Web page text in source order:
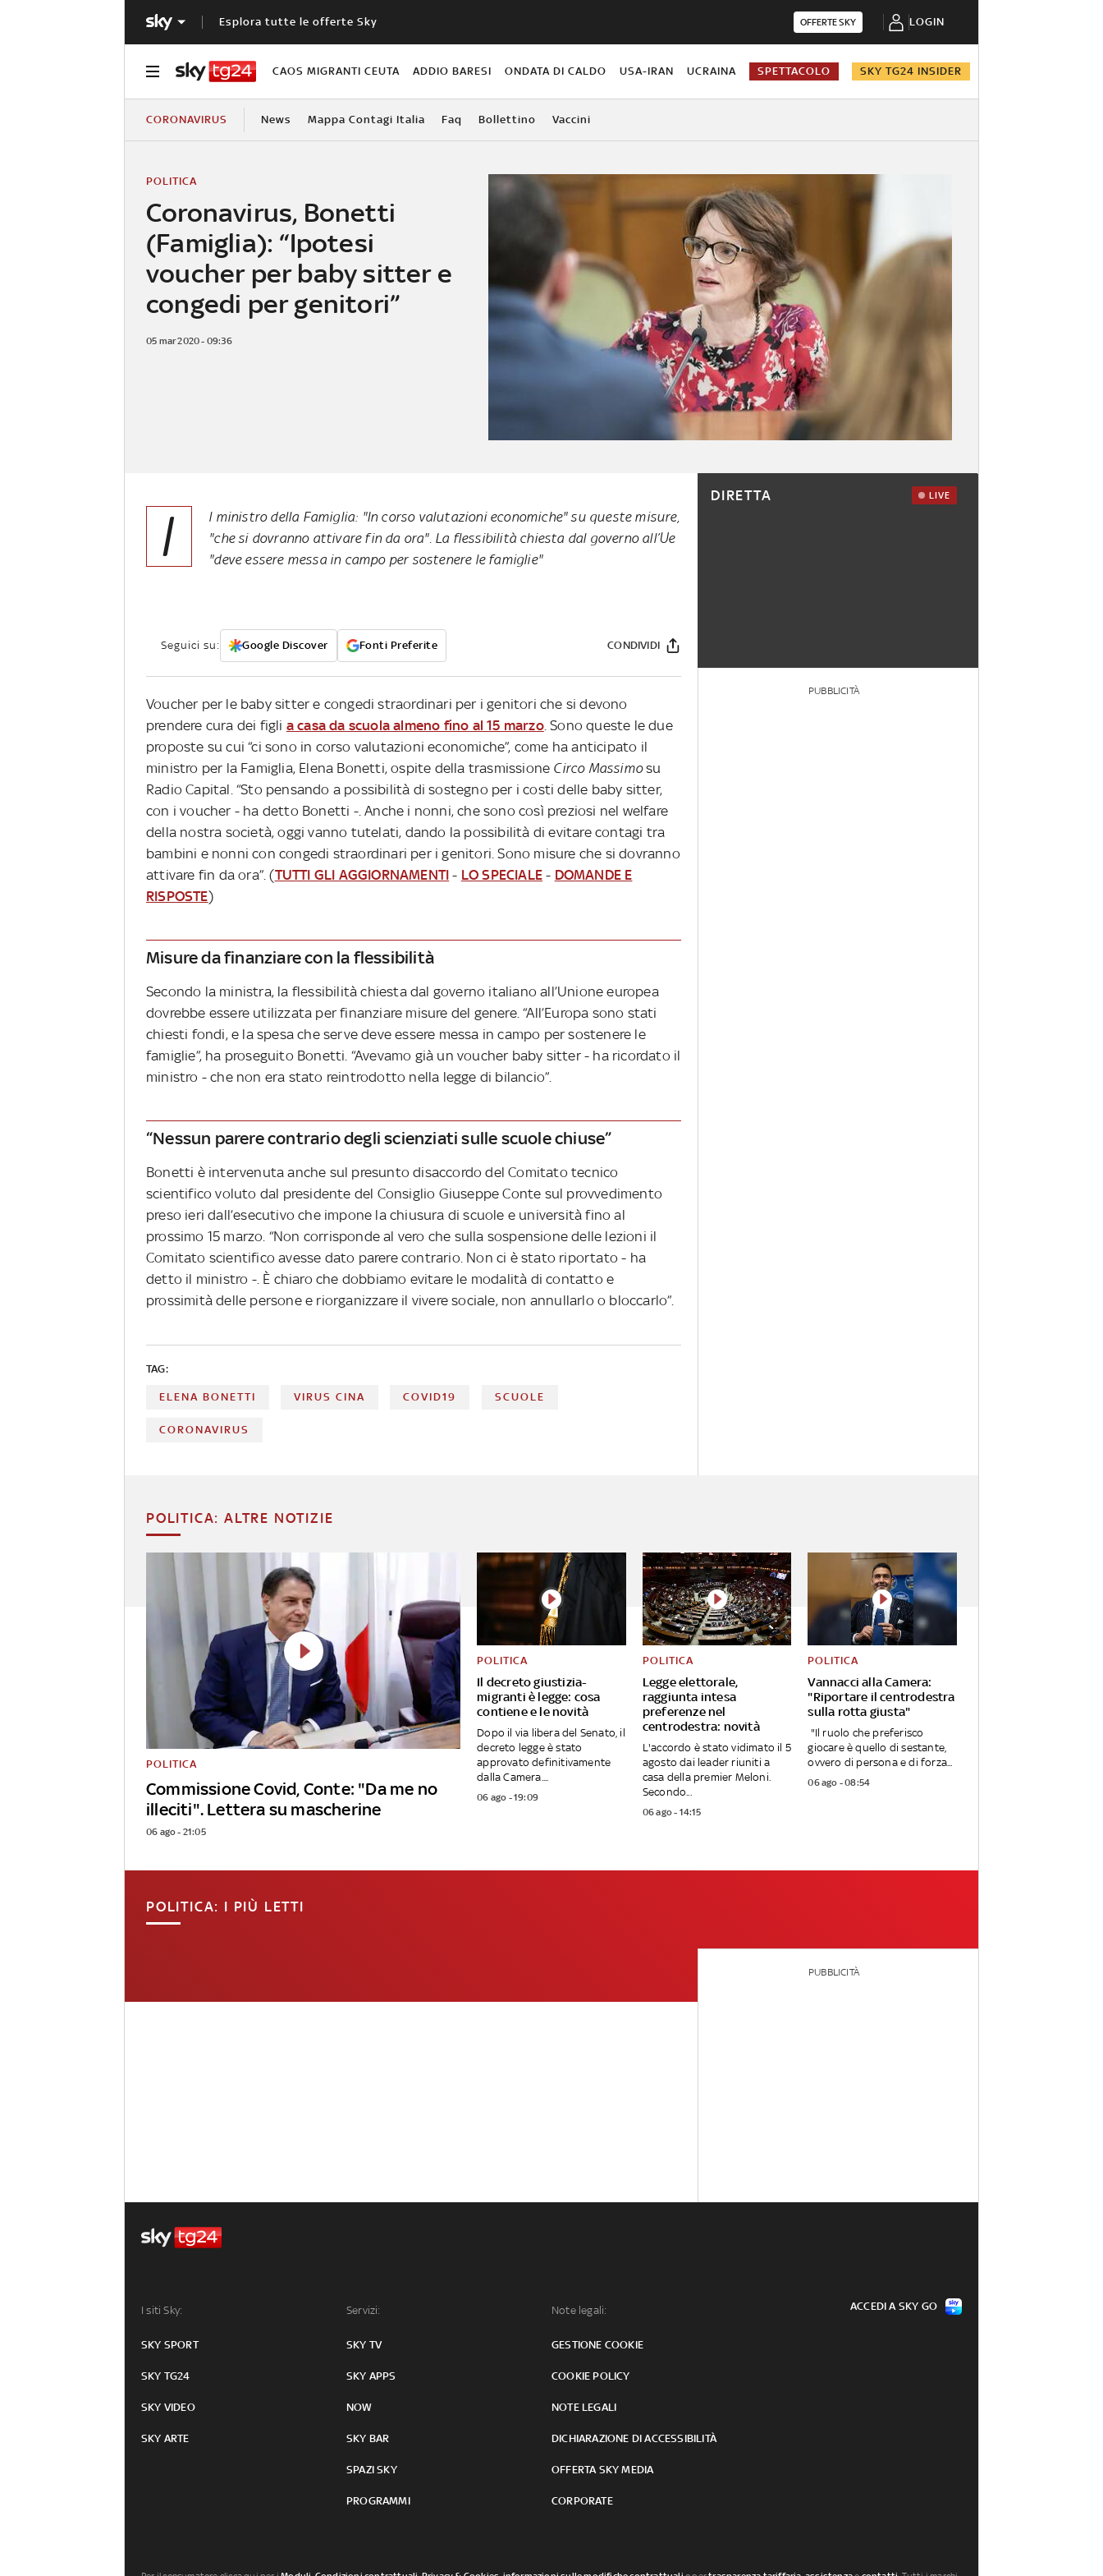
Esplora tutte le offerte Sky OFFERTE SKY LOGIN
CAOS MIGRANTI CEUTA ADDIO BARESI ONDATA DI CALDO USA-IRAN UCRAINA SPETTACOLO SKY TG24 INSIDER
CORONAVIRUS News Mappa Contagi Italia Faq Bollettino Vaccini
Coronavirus, Bonetti
(Famiglia): “Ipotesi
voucher per baby sitter e
congedi per genitori”
POLITICA
05 mar 2020 - 09:36
I
l ministro della Famiglia: "In corso valutazioni economiche" su queste misure,
"che si dovranno attivare fin da ora". La flessibilità chiesta dal governo all’Ue
"deve essere messa in campo per sostenere le famiglie"
Seguici su: Google Discover Fonti Preferite CONDIVIDI
Voucher per le baby sitter e congedi straordinari per i genitori che si devono
prendere cura dei figli a casa da scuola almeno fino al 15 marzo. Sono queste le due
proposte su cui “ci sono in corso valutazioni economiche”, come ha anticipato il
ministro per la Famiglia, Elena Bonetti, ospite della trasmissione Circo Massimosu
Radio Capital. “Sto pensando a possibilità di sostegno per i costi delle baby sitter,
con i voucher - ha detto Bonetti -. Anche i nonni, che sono così preziosi nel welfare
della nostra società, oggi vanno tutelati, dando la possibilità di evitare contagi tra
bambini e nonni con congedi straordinari per i genitori. Sono misure che si dovranno
attivare fin da ora”. (TUTTI GLI AGGIORNAMENTI - LO SPECIALE - DOMANDE E
RISPOSTE)
Misure da finanziare con la flessibilità
Secondo la ministra, la flessibilità chiesta dal governo italiano all’Unione europea
dovrebbe essere utilizzata per finanziare misure del genere. “All’Europa sono stati
chiesti fondi, e la spesa che serve deve essere messa in campo per sostenere le
famiglie”, ha proseguito Bonetti. “Avevamo già un voucher baby sitter - ha ricordato il
ministro - che non era stato reintrodotto nella legge di bilancio”.
“Nessun parere contrario degli scienziati sulle scuole chiuse”
Bonetti è intervenuta anche sul presunto disaccordo del Comitato tecnico
scientifico voluto dal presidente del Consiglio Giuseppe Conte sul provvedimento
preso ieri dall’esecutivo che impone la chiusura di scuole e università fino al
prossimo 15 marzo. “Non corrisponde al vero che sulla sospensione delle lezioni il
Comitato scientifico avesse dato parere contrario. Non ci è stato riportato - ha
detto il ministro -. È chiaro che dobbiamo evitare le modalità di contatto e
prossimità delle persone e riorganizzare il vivere sociale, non annullarlo o bloccarlo”.
TAG:
ELENA BONETTI VIRUS CINA COVID19 SCUOLE
CORONAVIRUS
DIRETTA LIVE
PUBBLICITÀ
POLITICA: ALTRE NOTIZIE
Commissione Covid, Conte: "Da me no
illeciti". Lettera su mascherine
POLITICA
06 ago - 21:05
Il decreto giustizia-
migranti è legge: cosa
contiene e le novità
POLITICA
Dopo il via libera del Senato, il
decreto legge è stato
approvato definitivamente
dalla Camera....
06 ago - 19:09
Legge elettorale,
raggiunta intesa
preferenze nel
centrodestra: novità
POLITICA
L'accordo è stato vidimato il 5
agosto dai leader riuniti a
casa della premier Meloni.
Secondo...
06 ago - 14:15
Vannacci alla Camera:
"Riportare il centrodestra
sulla rotta giusta"
POLITICA
"Il ruolo che preferisco
giocare è quello di sestante,
ovvero di persona e di forza...
06 ago - 08:54
POLITICA: I PIÙ LETTI
PUBBLICITÀ
I siti Sky:
SKY SPORT
SKY TG24
SKY VIDEO
SKY ARTE
Servizi:
SKY TV
SKY APPS
NOW
SKY BAR
SPAZI SKY
PROGRAMMI
Note legali:
GESTIONE COOKIE
COOKIE POLICY
NOTE LEGALI
DICHIARAZIONE DI ACCESSIBILITÀ
OFFERTA SKY MEDIA
CORPORATE
ACCEDI A SKY GO